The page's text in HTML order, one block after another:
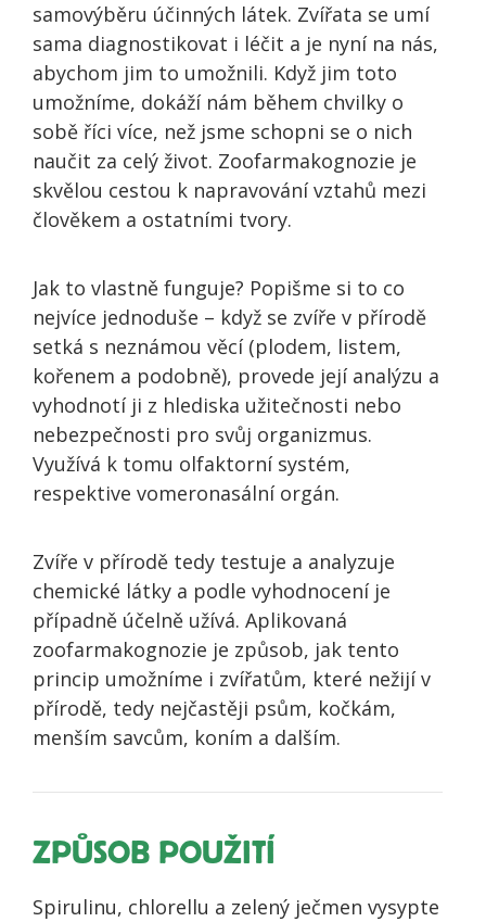
samovýběru účinných látek. Zvířata se umí
sama diagnostikovat i léčit a je nyní na nás,
abychom jim to umožnili. Když jim toto
umožníme, dokáží nám během chvilky o
sobě říci více, než jsme schopni se o nich
naučit za celý život. Zoofarmakognozie je
skvělou cestou k napravování vztahů mezi
člověkem a ostatními tvory.
Jak to vlastně funguje? Popišme si to co
nejvíce jednoduše – když se zvíře v přírodě
setká s neznámou věcí (plodem, listem,
kořenem a podobně), provede její analýzu a
vyhodnotí ji z hlediska užitečnosti nebo
nebezpečnosti pro svůj organizmus.
Využívá k tomu olfaktorní systém,
respektive vomeronasální orgán.
Zvíře v přírodě tedy testuje a analyzuje
chemické látky a podle vyhodnocení je
případně účelně užívá. Aplikovaná
zoofarmakognozie je způsob, jak tento
princip umožníme i zvířatům, které nežijí v
přírodě, tedy nejčastěji psům, kočkám,
menším savcům, koním a dalším.
ZPŮSOB POUŽITÍ
Spirulinu, chlorellu a zelený ječmen vysypte